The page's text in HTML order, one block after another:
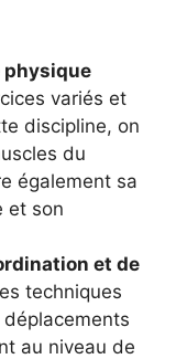
physique
variés et
discipline, on
du
également sa
et son
et de
techniques
au niveau de